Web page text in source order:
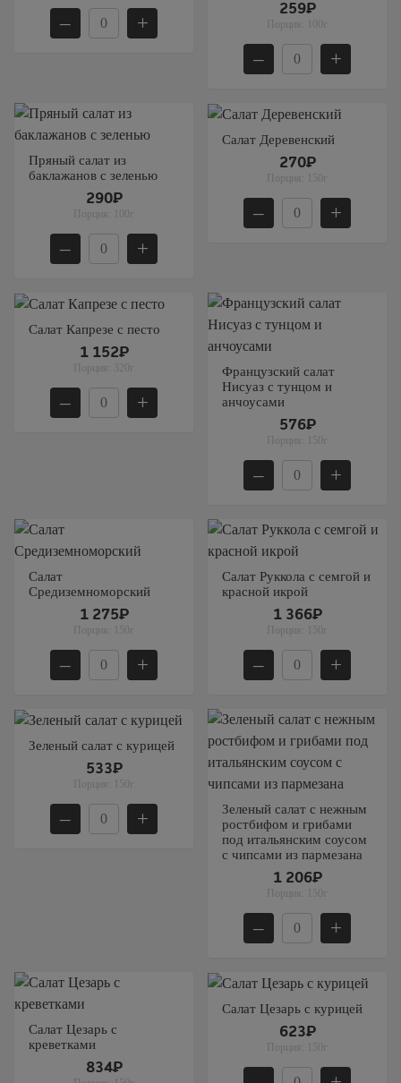
– +
259₽
Порция: 100г
– +
Пряный салат из
баклажанов с зеленью
290₽
Порция: 100г
– +
Салат Деревенский
270₽
Порция: 150г
– +
Салат Капрезе с песто
1 152₽
Порция: 320г
– +
Французский салат
Нисуаз с тунцом и
анчоусами
576₽
Порция: 150г
– +
Салат
Средиземноморский
1 275₽
Порция: 150г
– +
Салат Руккола с семгой и
красной икрой
1 366₽
Порция: 150г
– +
Зеленый салат с курицей
533₽
Порция: 150г
– +
Зеленый салат с нежным
ростбифом и грибами
под итальянским соусом
с чипсами из пармезана
1 206₽
Порция: 150г
– +
Салат Цезарь с
креветками
834₽
Салат Цезарь с курицей
623₽
Порция: 150г